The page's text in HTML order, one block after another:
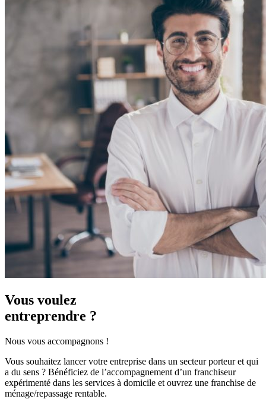
Vous voulez
entreprendre ?
Nous vous accompagnons !
Vous souhaitez lancer votre entreprise dans un secteur porteur et qui
a du sens ? Bénéficiez de l’accompagnement d’un franchiseur
expérimenté dans les services à domicile et ouvrez une franchise de
ménage/repassage rentable.